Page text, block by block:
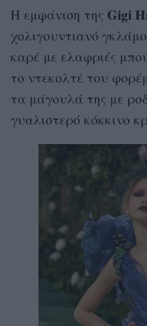
H εμφάνιση της Gigi
χολιγουντιανό
καρέ με ελαφριές
το ντεκολτέ του
τα μάγουλά της με
γυαλιστερό κόκκινο